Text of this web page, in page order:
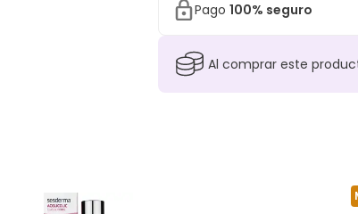
Pago 100% seguro
Al comprar este